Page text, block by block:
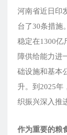
河南省近日印
台了30条措施
稳定在1300亿
障供给能力进
础设施和基本
升。到2025年
织振兴深入推
作为重要的粮